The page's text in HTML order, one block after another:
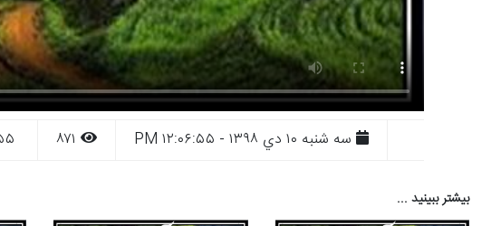
سه شنبه ۱۰ دي ۱۳۹۸ - ۱۲:۰۶:۵۵ PM
بیشتر ببینید ...